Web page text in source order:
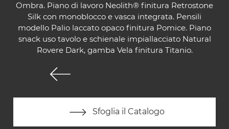
Ombra. Piano di lavoro Neolith® finitura Retrostone
Silk con monoblocco e vasca integrata. Pensili
modello Palio laccato opaco finitura Pomice. Piano
snack uso tavolo e schienale impiallacciato Natural
Rovere Dark, gamba Vela finitura Titanio.
Sfoglia il Catalogo